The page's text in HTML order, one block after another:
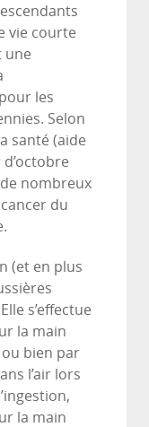
vie courte
une
les
Selon
santé (aide
nombreux
du
(et en plus
s’effectue
la main
ou bien par
l’air lors
la main